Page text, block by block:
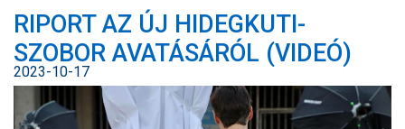
JEGYÉRTÉKESÍTÉS
WEBSHOP
STADION
EGYESÜLET
KAPCSOLAT
NYITÓLAP
RIPORT AZ ÚJ HIDEGKUTI-
SZOBOR AVATÁSÁRÓL (VIDEÓ)
2023-10-17